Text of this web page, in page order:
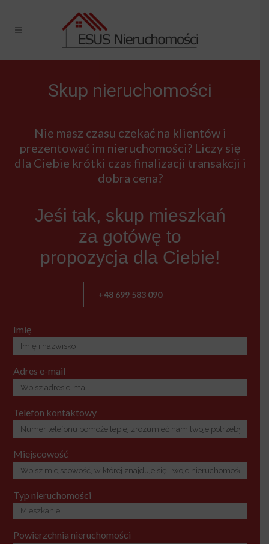
Skup nieruchomości
Nie masz czasu czekać na klientów i
prezentować im nieruchomości? Liczy się
dla Ciebie krótki czas finalizacji transakcji i
dobra cena?
Jeśi tak, skup mieszkań
za gotówę to
propozycja dla Ciebie!
+48 699 583 090
Imię
Adres e-mail
Telefon kontaktowy
Miejscowość
Typ nieruchomości
Powierzchnia nieruchomości